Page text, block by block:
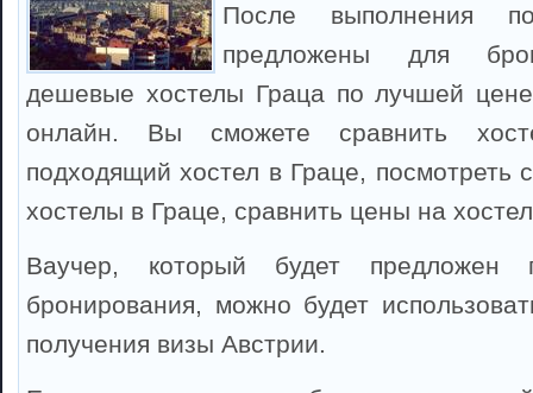
После выполнения
предложены для
дешевые хостелы Граца по лучшей
онлайн. Вы сможете сравнить
подходящий хостел в Граце, посмотреть
хостелы в Граце, сравнить цены на
Ваучер, который будет предложен
бронирования, можно будет
получения визы Австрии.